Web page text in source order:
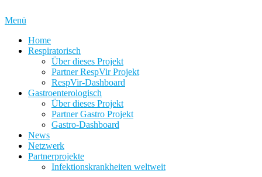
Inhalt
Menü
Home
Respiratorisch
Über dieses Projekt
Partner RespVir Projekt
RespVir-Dashboard
Gastroenterologisch
Über dieses Projekt
Partner Gastro Projekt
Gastro-Dashboard
News
Netzwerk
Partnerprojekte
Infektionskrankheiten weltweit